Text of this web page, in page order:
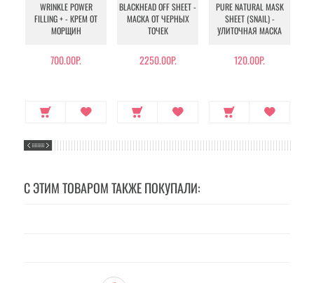
WRINKLE POWER
FILLING + - КРЕМ ОТ
МОРЩИН
700.00Р.
BLACKHEAD OFF SHEET -
МАСКА ОТ ЧЕРНЫХ
ТОЧЕК
2250.00Р.
PURE NATURAL MASK
SHEET (SNAIL) -
УЛИТОЧНАЯ МАСКА
120.00Р.
С ЭТИМ ТОВАРОМ ТАКЖЕ ПОКУПАЛИ: